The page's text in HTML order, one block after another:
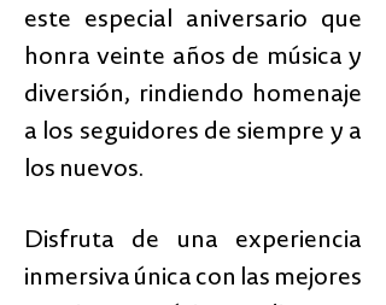
este especial aniversario que
honra veinte años de música y
diversión, rindiendo homenaje
a los seguidores de siempre y a
los nuevos.
Disfruta de una experiencia
inmersiva única con las mejores